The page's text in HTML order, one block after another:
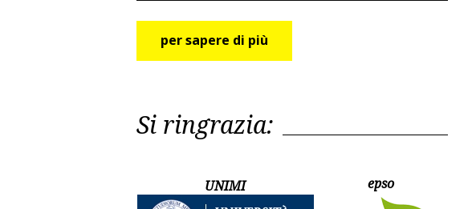
per sapere di più
Si ringrazia:
UNIMI epso